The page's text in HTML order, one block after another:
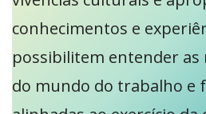
conhecimentos e
possibilitem entender as
do mundo do trabalho e